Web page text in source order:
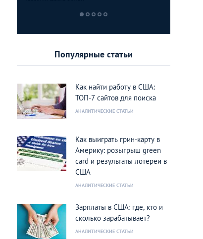
Популярные статьи
Как найти работу в США:
ТОП-7 сайтов для поиска
АНАЛИТИЧЕСКИЕ СТАТЬИ
Как выиграть грин-карту в
Америку: розыгрыш green
card и результаты лотереи в
США
АНАЛИТИЧЕСКИЕ СТАТЬИ
Зарплаты в США: где, кто и
сколько зарабатывает?
АНАЛИТИЧЕСКИЕ СТАТЬИ